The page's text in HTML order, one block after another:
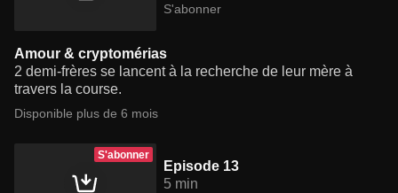
S'abonner
Amour & cryptomérias
2 demi-frères se lancent à la recherche de leur mère à
travers la course.
Disponible plus de 6 mois
S'abonner
Episode 13
5 min